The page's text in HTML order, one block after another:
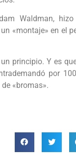
Waldman, hizo
«montaje» en el
principio. Y es
por
«bromas».